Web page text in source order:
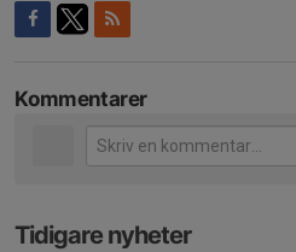
Kommentarer
Tidigare nyheter